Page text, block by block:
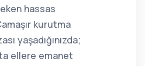
hassas
kurutma
yaşadığınızda;
ellere emanet